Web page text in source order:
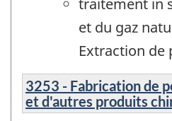
traitement in
et du gaz
Extraction de
3253 - Fabrication de
et d'autres produits